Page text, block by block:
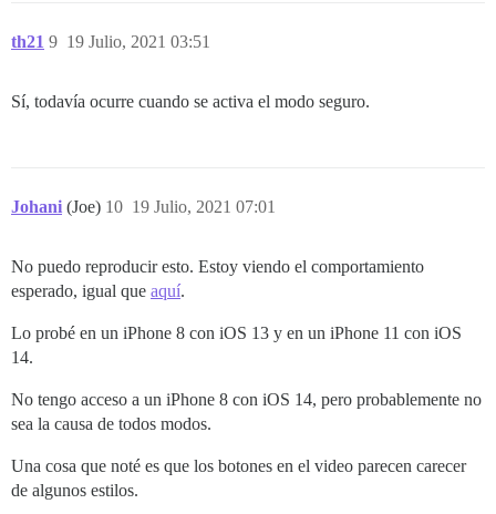
th21 19 Julio, 2021 03:51
9
Sí, todavía ocurre cuando se activa el modo seguro.
Johani (Joe) 19 Julio, 2021 07:01
10
No puedo reproducir esto. Estoy viendo el comportamiento
esperado, igual que aquí.
Lo probé en un iPhone 8 con iOS 13 y en un iPhone 11 con iOS
14.
No tengo acceso a un iPhone 8 con iOS 14, pero probablemente no
sea la causa de todos modos.
Una cosa que noté es que los botones en el video parecen carecer
de algunos estilos.